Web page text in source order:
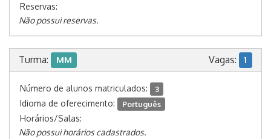
Reservas:
Não possui reservas.
Turma: MM Vagas: 1
Número de alunos matriculados: 3
Idioma de oferecimento: Português
Horários/Salas:
Não possui horários cadastrados.